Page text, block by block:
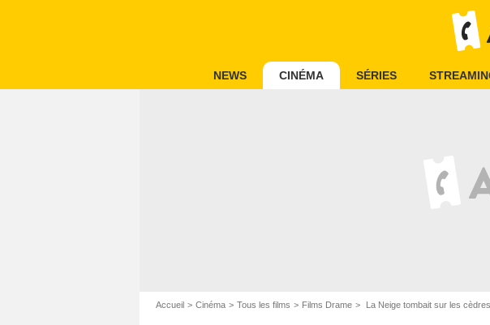
NEWS CINÉMA SÉRIES
Accueil Cinéma Tous les films Films Drame La Neige tombait sur les